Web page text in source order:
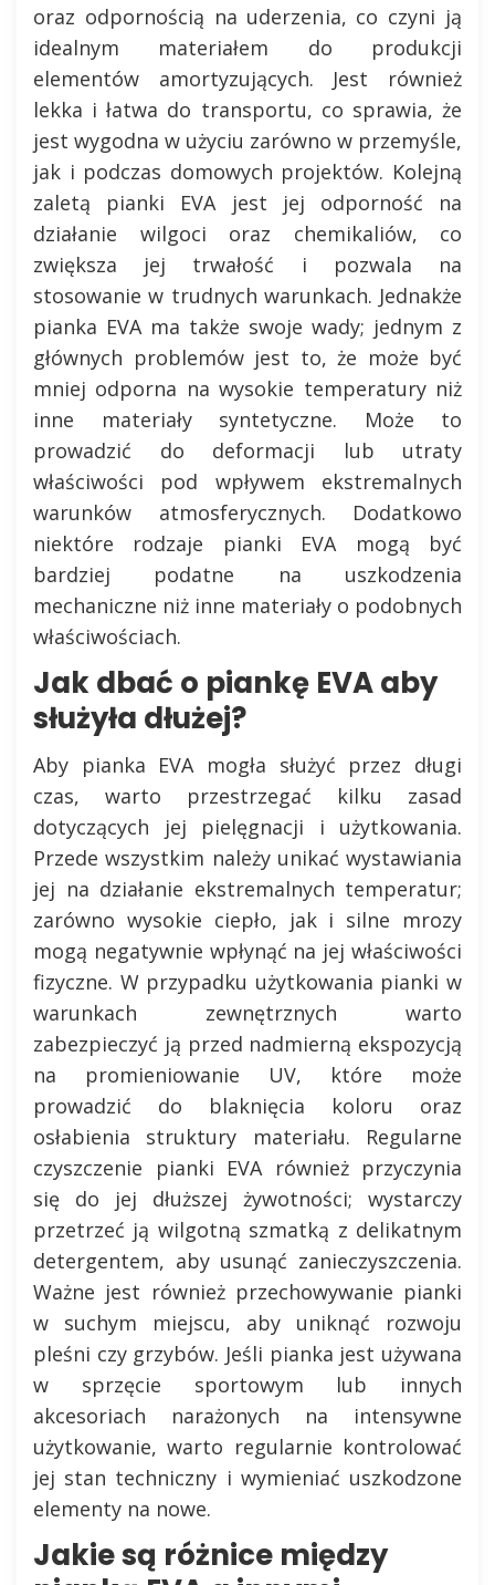
oraz odpornością na uderzenia, co czyni ją
idealnym materiałem do produkcji
elementów amortyzujących. Jest również
lekka i łatwa do transportu, co sprawia, że
jest wygodna w użyciu zarówno w przemyśle,
jak i podczas domowych projektów. Kolejną
zaletą pianki EVA jest jej odporność na
działanie wilgoci oraz chemikaliów, co
zwiększa jej trwałość i pozwala na
stosowanie w trudnych warunkach. Jednakże
pianka EVA ma także swoje wady; jednym z
głównych problemów jest to, że może być
mniej odporna na wysokie temperatury niż
inne materiały syntetyczne. Może to
prowadzić do deformacji lub utraty
właściwości pod wpływem ekstremalnych
warunków atmosferycznych. Dodatkowo
niektóre rodzaje pianki EVA mogą być
bardziej podatne na uszkodzenia
mechaniczne niż inne materiały o podobnych
właściwościach.
Jak dbać o piankę EVA aby
służyła dłużej?
Aby pianka EVA mogła służyć przez długi
czas, warto przestrzegać kilku zasad
dotyczących jej pielęgnacji i użytkowania.
Przede wszystkim należy unikać wystawiania
jej na działanie ekstremalnych temperatur;
zarówno wysokie ciepło, jak i silne mrozy
mogą negatywnie wpłynąć na jej właściwości
fizyczne. W przypadku użytkowania pianki w
warunkach zewnętrznych warto
zabezpieczyć ją przed nadmierną ekspozycją
na promieniowanie UV, które może
prowadzić do blaknięcia koloru oraz
osłabienia struktury materiału. Regularne
czyszczenie pianki EVA również przyczynia
się do jej dłuższej żywotności; wystarczy
przetrzeć ją wilgotną szmatką z delikatnym
detergentem, aby usunąć zanieczyszczenia.
Ważne jest również przechowywanie pianki
w suchym miejscu, aby uniknąć rozwoju
pleśni czy grzybów. Jeśli pianka jest używana
w sprzęcie sportowym lub innych
akcesoriach narażonych na intensywne
użytkowanie, warto regularnie kontrolować
jej stan techniczny i wymieniać uszkodzone
elementy na nowe.
Jakie są różnice między